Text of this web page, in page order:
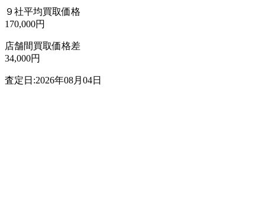
９社平均買取価格
170,000円
店舗間買取価格差
34,000円
査定日:2026年08月04日